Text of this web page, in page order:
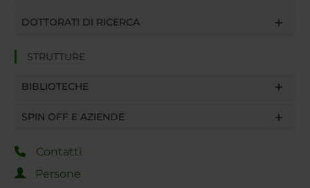
DOTTORATI DI RICERCA
STRUTTURE
BIBLIOTECHE
SPIN OFF E AZIENDE
Contatti
Persone